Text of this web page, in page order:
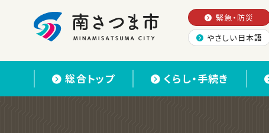
緊急・防災
やさしい日本語
総合トップ くらし・手続き